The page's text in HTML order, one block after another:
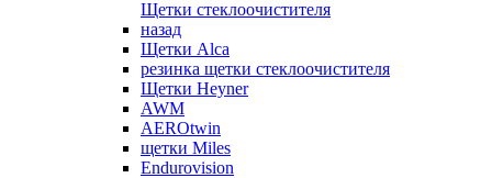
Щетки стеклоочистителя
назад
Щетки Alca
резинка щетки стеклоочистителя
Щетки Heyner
AWM
AEROtwin
щетки Miles
Endurovision